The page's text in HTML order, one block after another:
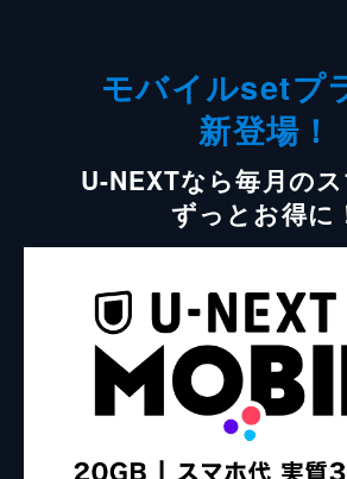
モバイルsetプ
新登場！
U-NEXTなら毎月の
ずっとお得に